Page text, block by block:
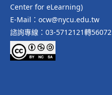
Center for eLearning)
E-Mail：ocw@nycu.edu.tw
諮詢專線：03-5712121轉56072